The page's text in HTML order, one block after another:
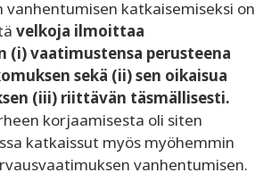
katkaisemiseksi on
velkoja ilmoittaa
(i) vaatimustensa perusteena
sekä (ii) sen oikaisua
(iii) riittävän täsmällisesti.
korjaamisesta oli siten
katkaissut myös myöhemmin
vanhentumisen.